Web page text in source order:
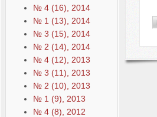
№ 4 (16), 2014
№ 1 (13), 2014
№ 3 (15), 2014
№ 2 (14), 2014
№ 4 (12), 2013
№ 3 (11), 2013
№ 2 (10), 2013
№ 1 (9), 2013
№ 4 (8), 2012